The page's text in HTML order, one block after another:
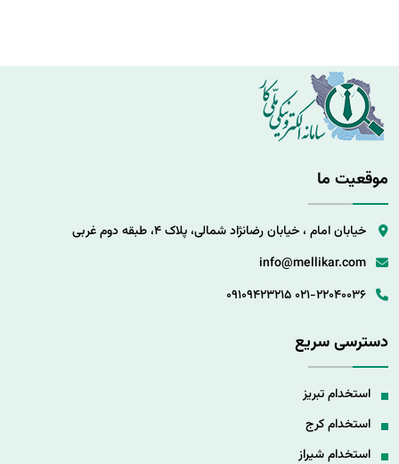
موقعیت ما
خیابان امام ، خیابان رضانژاد شمالی، پلاک 4، طبقه دوم غربی
info@mellikar.com
021-22040036
09109423215
دسترسی سریع
استخدام تبریز
استخدام کرج
استخدام شیراز